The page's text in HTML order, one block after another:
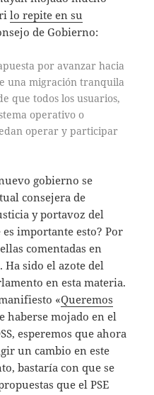
lo repite en su
de Gobierno:
por avanzar hacia
una migración tranquila
que todos los usuarios,
operativo o
operar y participar
gobierno se
consejera de
y portavoz del
importante esto? Por
comentadas en
sido el azote del
en esta materia.
«Queremos
haberse mojado en el
esperemos que ahora
un cambio en este
bastaría con que se
que el PSE